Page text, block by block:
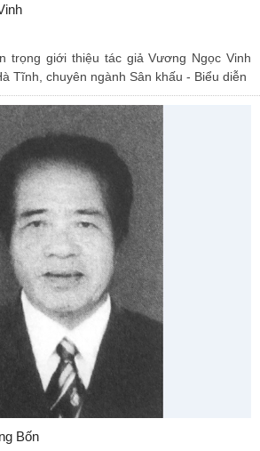
trọng giới thiệu tác giả Vương Ngọc Vinh
Tĩnh, chuyên ngành Sân khấu - Biểu diễn
Bốn